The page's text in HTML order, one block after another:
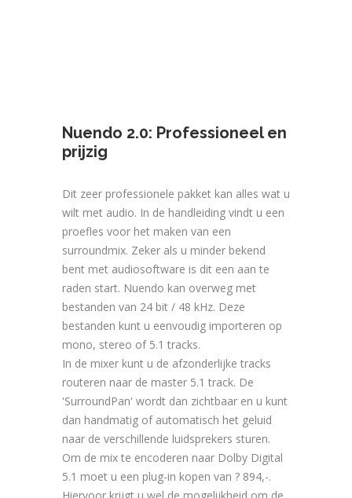
Nuendo 2.0: Professioneel en
prijzig
Dit zeer professionele pakket kan alles wat u
wilt met audio. In de handleiding vindt u een
proefles voor het maken van een
surroundmix. Zeker als u minder bekend
bent met audiosoftware is dit een aan te
raden start. Nuendo kan overweg met
bestanden van 24 bit / 48 kHz. Deze
bestanden kunt u eenvoudig importeren op
mono, stereo of 5.1 tracks.
In de mixer kunt u de afzonderlijke tracks
routeren naar de master 5.1 track. De
'SurroundPan' wordt dan zichtbaar en u kunt
dan handmatig of automatisch het geluid
naar de verschillende luidsprekers sturen.
Om de mix te encoderen naar Dolby Digital
5.1 moet u een plug-in kopen van ? 894,-.